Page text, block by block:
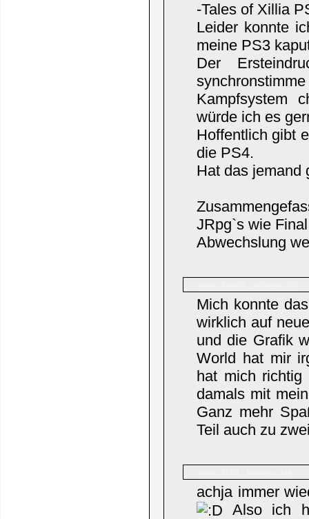
-Tales of Xillia
Leider konnte
meine PS3
Der
Kampfsystem
würde ich es
Hoffentlich gibt
die PS4.
Hat das jemand
JRpg`s wie
Abwechslung
Mich konnte
wirklich auf
und die Grafik
World hat mir
hat mich richtig
damals mit
Ganz mehr
Teil auch zu
achja immer
Also ich